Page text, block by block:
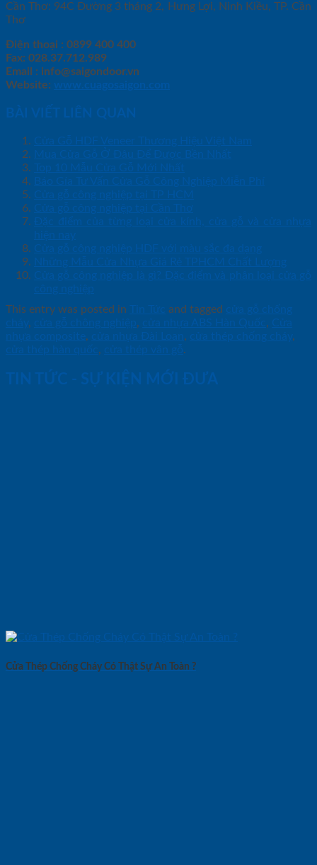
Cần Thơ: 94C Đường 3 tháng 2, Hưng Lợi, Ninh Kiều, TP. Cần
Thơ
Điện thoại : 0899 400 400
Fax: 028.37.712.989
Email : info@saigondoor.vn
Website: www.cuagosaigon.com
BÀI VIẾT LIÊN QUAN
Cửa Gỗ HDF Veneer Thương Hiệu Việt Nam
Mua Cửa Gỗ Ở Đâu Để Được Bền Nhất
Top 10 Mẫu Cửa Gỗ Mới Nhất
Báo Gía Tư Vấn Cửa Gỗ Công Nghiệp Miễn Phí
Cửa gỗ công nghiệp tại TP HCM
Cửa gỗ công nghiệp tại Cần Thơ
Đặc điểm của từng loại cửa kính, cửa gỗ và cửa nhựa
hiện nay
Cửa gỗ công nghiệp HDF với màu sắc đa dạng
Những Mẫu Cửa Nhựa Giá Rẻ TPHCM Chất Lượng
Cửa gỗ công nghiệp là gì? Đặc điểm và phân loại cửa gỗ
công nghiệp
This entry was posted in Tin Tức and tagged cửa gỗ chống
cháy, cửa gỗ chông nghiệp, cửa nhựa ABS Hàn Quốc , Cửa
nhựa composite , cửa nhựa Đài Loan , cửa thép chống cháy,
cửa thép hàn quốc , cửa thép vân gỗ.
TIN TỨC - SỰ KIỆN MỚI ĐƯA
Cửa Thép Chống Cháy Có Thật Sự An Toàn ?